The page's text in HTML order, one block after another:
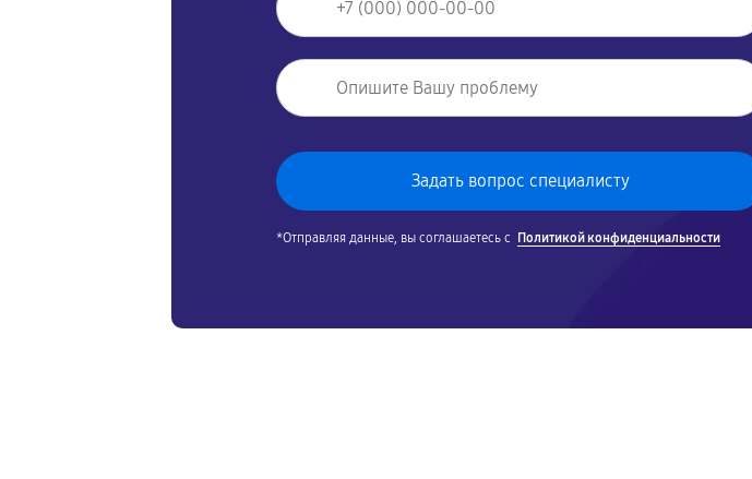
*Отправляя данные, вы соглашаетесь с Политикой конфиденциальности